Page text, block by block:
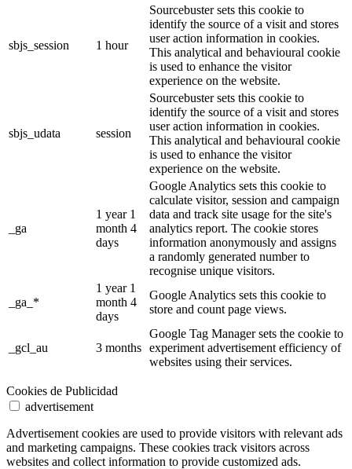
sbjs_session 1 hour
Sourcebuster sets this cookie to
identify the source of a visit and stores
user action information in cookies.
This analytical and behavioural cookie
is used to enhance the visitor
experience on the website.
sbjs_udata session
Sourcebuster sets this cookie to
identify the source of a visit and stores
user action information in cookies.
This analytical and behavioural cookie
is used to enhance the visitor
experience on the website.
_ga
1 year 1
month 4
days
Google Analytics sets this cookie to
calculate visitor, session and campaign
data and track site usage for the site's
analytics report. The cookie stores
information anonymously and assigns
a randomly generated number to
recognise unique visitors.
_ga_*
1 year 1
month 4
days
Google Analytics sets this cookie to
store and count page views.
_gcl_au 3 months
Google Tag Manager sets the cookie to
experiment advertisement efficiency of
websites using their services.
Cookies de Publicidad
advertisement
Advertisement cookies are used to provide visitors with relevant ads
and marketing campaigns. These cookies track visitors across
websites and collect information to provide customized ads.